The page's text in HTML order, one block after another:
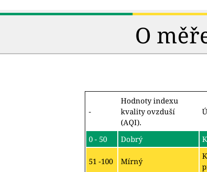
O
-
Hodnoty indexu
kvality ovzduší
(AQI).
0 - 50 Dobrý
51 -100 Mírný